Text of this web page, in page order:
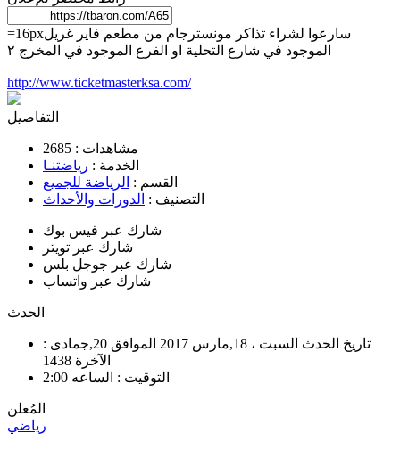
=16pxسارعوا لشراء تذاكر مونسترجام من مطعم فاير غريل
الموجود في شارع التحلية او الفرع الموجود في المخرج ٢
http://www.ticketmasterksa.com/
التفاصيل
مشاهدات : 2685
الخدمة : رياضتنـا
القسم : الرياضة للجميع
التصنيف : الدورات والأحداث
شارك عبر فيس بوك
شارك عبر تويتر
شارك عبر جوجل بلس
شارك عبر واتساب
الحدث
: تاريخ الحدث
السبت ، 18,مارس 2017 الموافق 20,جمادى
الآخرة 1438
التوقيت : الساعه 2:00
المُعلن
رياضي